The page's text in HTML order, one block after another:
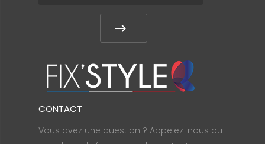
CONTACT
Vous avez une question ? Appelez-nous ou